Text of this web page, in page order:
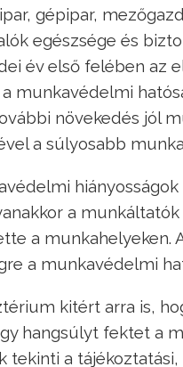
gépipar,
egészsége és
év első felében az
munkavédelmi
növekedés jól
a súlyosabb
a
a munkahelyeken.
a munkavédelmi
kitért arra is,
hangsúlyt fektet a
tekinti a